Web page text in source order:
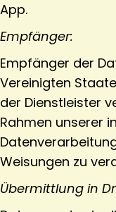
App.
Empfänger:
Empfänger der
Vereinigten
der Dienstleister
Rahmen unserer
Weisungen zu
Übermittlung in